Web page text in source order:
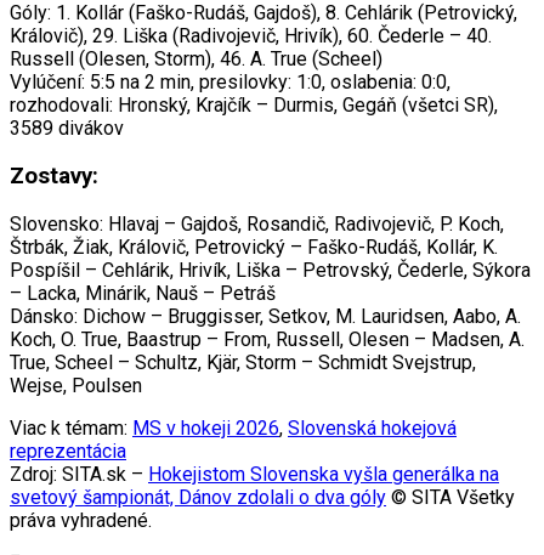
Góly: 1. Kollár (Faško-Rudáš, Gajdoš), 8. Cehlárik (Petrovický,
Královič), 29. Liška (Radivojevič, Hrivík), 60. Čederle – 40.
Russell (Olesen, Storm), 46. A. True (Scheel)
Vylúčení: 5:5 na 2 min, presilovky: 1:0, oslabenia: 0:0,
rozhodovali: Hronský, Krajčík – Durmis, Gegáň (všetci SR),
3589 divákov
Zostavy:
Slovensko: Hlavaj – Gajdoš, Rosandič, Radivojevič, P. Koch,
Štrbák, Žiak, Královič, Petrovický – Faško-Rudáš, Kollár, K.
Pospíšil – Cehlárik, Hrivík, Liška – Petrovský, Čederle, Sýkora
– Lacka, Minárik, Nauš – Petráš
Dánsko: Dichow – Bruggisser, Setkov, M. Lauridsen, Aabo, A.
Koch, O. True, Baastrup – From, Russell, Olesen – Madsen, A.
True, Scheel – Schultz, Kjär, Storm – Schmidt Svejstrup,
Wejse, Poulsen
Viac k témam: MS v hokeji 2026, Slovenská hokejová
reprezentácia
Zdroj: SITA.sk – Hokejistom Slovenska vyšla generálka na
svetový šampionát, Dánov zdolali o dva góly © SITA Všetky
práva vyhradené.